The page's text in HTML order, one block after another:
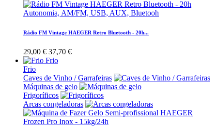
Rádio FM Vintage HAEGER Retro Bluetooth - 20h...
29,00 € 37,70 €
Frio
Frio
Caves de Vinho / Garrafeiras
Máquinas de gelo
Frigoríficos
Arcas congeladoras